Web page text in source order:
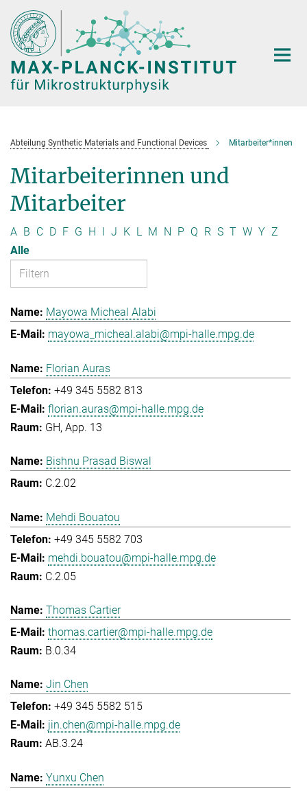
Hauptinhalt
Abteilung Synthetic Materials and Functional Devices Mitarbeiter*innen
Mitarbeiterinnen und
Mitarbeiter
A B C D F G H I J K L M N P Q R S T W Y Z
Alle
Mayowa Micheal Alabi
mayowa_micheal.alabi@mpi-halle.mpg.de
Florian Auras
+49 345 5582 813
florian.auras@mpi-halle.mpg.de
GH, App. 13
Bishnu Prasad Biswal
C.2.02
Mehdi Bouatou
+49 345 5582 703
mehdi.bouatou@mpi-halle.mpg.de
C.2.05
Thomas Cartier
thomas.cartier@mpi-halle.mpg.de
B.0.34
Jin Chen
+49 345 5582 515
jin.chen@mpi-halle.mpg.de
AB.3.24
Yunxu Chen